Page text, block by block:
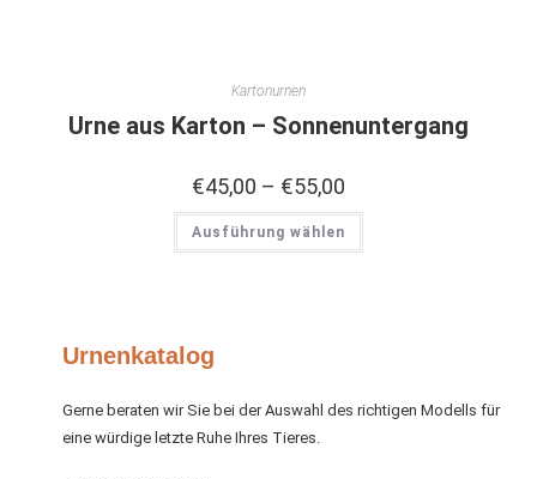
Kartonurnen
Urne aus Karton – Sonnenuntergang
€45,00 – €55,00
Ausführung wählen
Urnenkatalog
Gerne beraten wir Sie bei der Auswahl des richtigen Modells für
eine würdige letzte Ruhe Ihres Tieres.